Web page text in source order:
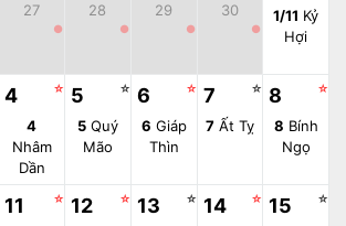
27
●
28
●
29
●
30
●
1/11 Kỷ
Hợi
4 ☆
4
Nhâm
Dần
5 ☆
5Quý
Mão
6 ☆
6 Giáp
Thìn
7 ☆
7Ất Tỵ
8 ☆
8 Bính
Ngọ
11 ☆ 12 ☆ 13 ☆ 14 ☆ 15 ☆